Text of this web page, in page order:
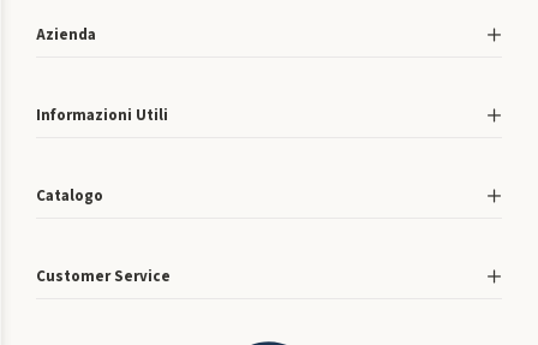
Azienda
Informazioni Utili
Catalogo
Customer Service